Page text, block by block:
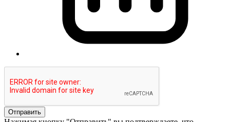
Отправить